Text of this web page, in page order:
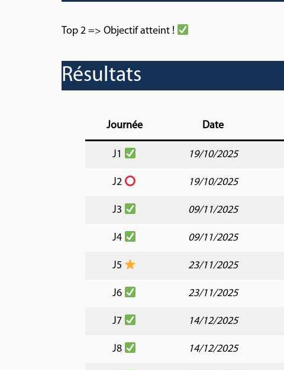
Top 2 => Objectif atteint !
Résultats
Journée Date
J1 19/10/2025
J2 19/10/2025
J3 09/11/2025
J4 09/11/2025
J5 23/11/2025
J6 23/11/2025
J7 14/12/2025
J8 14/12/2025